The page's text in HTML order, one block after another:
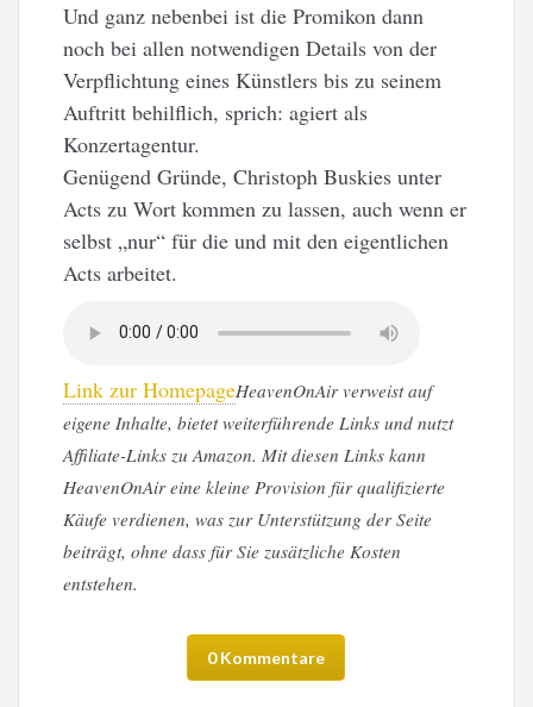
Und ganz nebenbei ist die Promikon dann
noch bei allen notwendigen Details von der
Verpflichtung eines Künstlers bis zu seinem
Auftritt behilflich, sprich: agiert als
Konzertagentur.
Genügend Gründe, Christoph Buskies unter
Acts zu Wort kommen zu lassen, auch wenn er
selbst „nur“ für die und mit den eigentlichen
Acts arbeitet.
Link zur HomepageHeavenOnAir verweist auf
eigene Inhalte, bietet weiterführende Links und nutzt
Affiliate-Links zu Amazon. Mit diesen Links kann
HeavenOnAir eine kleine Provision für qualifizierte
Käufe verdienen, was zur Unterstützung der Seite
beiträgt, ohne dass für Sie zusätzliche Kosten
entstehen.
0 Kommentare